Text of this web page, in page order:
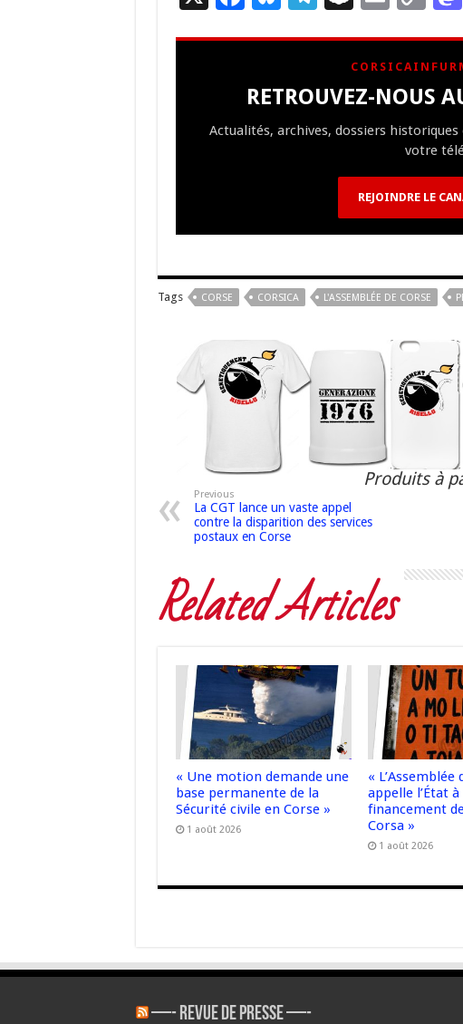
b
o
o
ky gr
a
m
a
p
c
h
at
ai
l
p
y
Li
n
k
RETROUVEZ-NOUS
Actualités, archives, dossiers
votre
REJOINDRE LE
Tags CORSE CORSICA L'ASSEMBLÉE DE CORSE
Produits à
Previous
La CGT lance un vaste appel
contre la disparition des services
postaux en Corse
Related Articles
« Une motion demande une
base permanente de la
Sécurité civile en Corse »
1 août 2026
« L’Assemblée
appelle l’État
financement
Corsa »
1 août 2026
—- REVUE DE PRESSE —-